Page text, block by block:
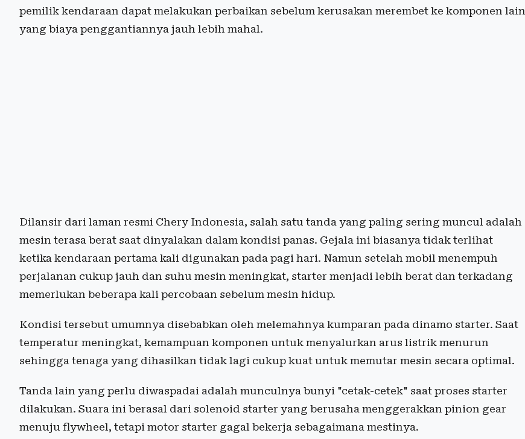
pemilik kendaraan dapat melakukan perbaikan sebelum kerusakan merembet ke komponen lain
yang biaya penggantiannya jauh lebih mahal.
Dilansir dari laman resmi Chery Indonesia, salah satu tanda yang paling sering muncul adalah
mesin terasa berat saat dinyalakan dalam kondisi panas. Gejala ini biasanya tidak terlihat
ketika kendaraan pertama kali digunakan pada pagi hari. Namun setelah mobil menempuh
perjalanan cukup jauh dan suhu mesin meningkat, starter menjadi lebih berat dan terkadang
memerlukan beberapa kali percobaan sebelum mesin hidup.
Kondisi tersebut umumnya disebabkan oleh melemahnya kumparan pada dinamo starter. Saat
temperatur meningkat, kemampuan komponen untuk menyalurkan arus listrik menurun
sehingga tenaga yang dihasilkan tidak lagi cukup kuat untuk memutar mesin secara optimal.
Tanda lain yang perlu diwaspadai adalah munculnya bunyi "cetak-cetek" saat proses starter
dilakukan. Suara ini berasal dari solenoid starter yang berusaha menggerakkan pinion gear
menuju flywheel, tetapi motor starter gagal bekerja sebagaimana mestinya.